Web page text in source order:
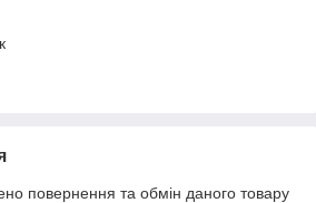
повернення та обмін даного товару